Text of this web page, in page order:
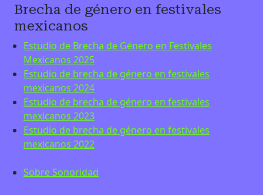
Brecha de género en festivales
mexicanos
Estudio de Brecha de Género en Festivales
Mexicanos 2025
Estudio de brecha de género en festivales
mexicanos 2024
Estudio de brecha de género en festivales
mexicanos 2023
Estudio de brecha de género en festivales
mexicanos 2022
Sobre Sonoridad